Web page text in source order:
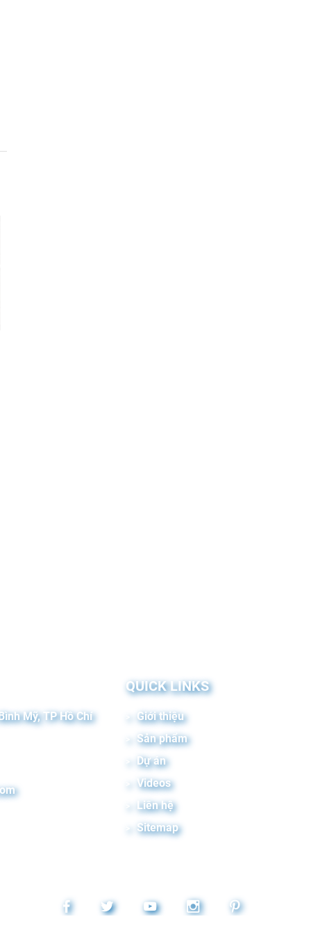
Mỹ, TP Hồ Chí
QUICK LINKS
Giới thiệu
Sản phẩm
Dự án
Videos
Liên hệ
Sitemap